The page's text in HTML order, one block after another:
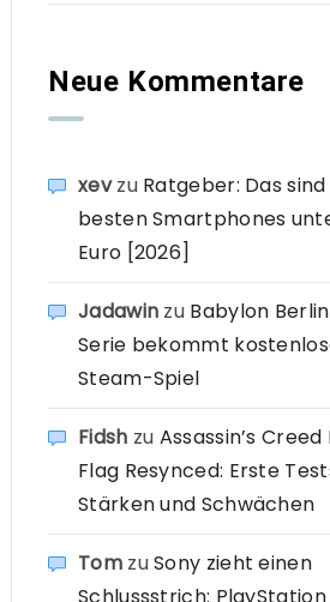
Neue Kommentare
xevzu Ratgeber: Das sind
besten Smartphones
Euro [2026]
Jadawin zu Babylon
Serie bekommt
Steam-Spiel
Fidsh zu Assassin’s
Flag Resynced: Erste
Stärken und Schwächen
TomzuSony zieht einen